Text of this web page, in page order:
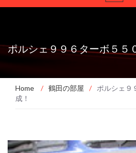
ポルシェ９９６ターボ５５
Home / 鶴田の部屋 /
ポルシェ
成！